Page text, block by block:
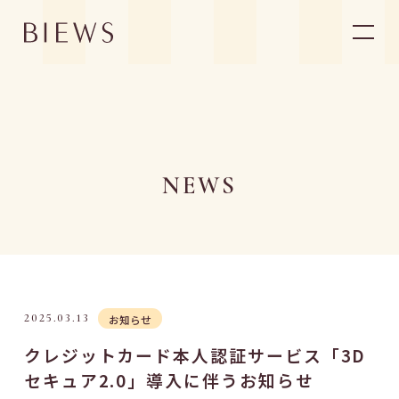
MENU/PRICE メニュー・料金
FAQよくあるご質問
ONLINE SHOP
RECRUIT採用情報
NEWS
2025.03.13 お知らせ
クレジットカード本人認証サービス「3D
セキュア2.0」導入に伴うお知らせ